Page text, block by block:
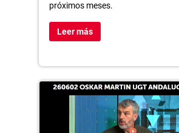
próximos meses.
Leer más